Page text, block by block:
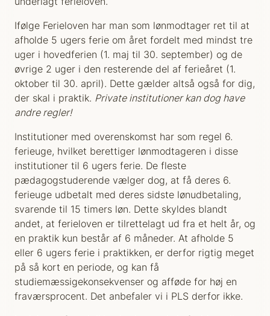
Ifølge Ferieloven har man som lønmodtager ret til at
afholde 5 ugers ferie om året fordelt med mindst tre
uger i hovedferien (1. maj til 30. september) og de
øvrige 2 uger i den resterende del af ferieåret (1.
oktober til 30. april). Dette gælder altså også for dig,
der skal i praktik. Private institutioner kan dog have
andre regler!
Institutioner med overenskomst har som regel 6.
ferieuge, hvilket berettiger lønmodtageren i disse
institutioner til 6 ugers ferie. De fleste
pædagogstuderende vælger dog, at få deres 6.
ferieuge udbetalt med deres sidste lønudbetaling,
svarende til 15 timers løn. Dette skyldes blandt
andet, at ferieloven er tilrettelagt ud fra et helt år, og
en praktik kun består af 6 måneder. At afholde 5
eller 6 ugers ferie i praktikken, er derfor rigtig meget
på så kort en periode, og kan få
studiemæssigekonsekvenser og afføde for høj en
fraværsprocent. Det anbefaler vi i PLS derfor ikke.